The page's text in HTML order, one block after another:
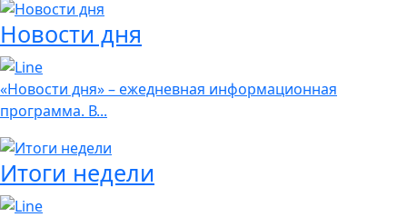
Новости дня
«Новости дня» – ежедневная информационная
программа. В...
Итоги недели